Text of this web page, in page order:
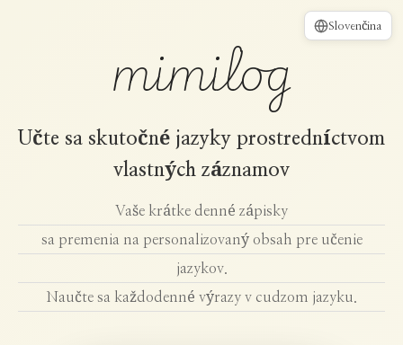
Slovenčina
mimilog
Učte sa skutočné jazyky prostredníctvom
vlastných záznamov
Vaše krátke denné zápisky
sa premenia na personalizovaný obsah pre učenie
jazykov.
Naučte sa každodenné výrazy v cudzom jazyku.